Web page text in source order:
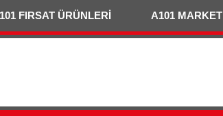
FIRSAT ÜRÜNLERİ A101 MARKET